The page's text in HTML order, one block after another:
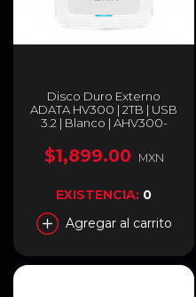
Disco Duro Externo
ADATA HV300 | 2TB | USB
3.2 | Blanco | AHV300-
$1,899.00 MXN
EXISTENCIA: 0
Agregar al carrito